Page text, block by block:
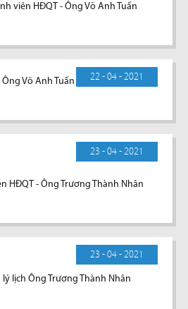
viên HĐQT - Ông Võ Anh Tuấn
22 - 04 - 2021
Võ Anh Tuấn
23 - 04 - 2021
HĐQT - Ông Trương Thành Nhân
23 - 04 - 2021
lý lịch Ông Trương Thành Nhân